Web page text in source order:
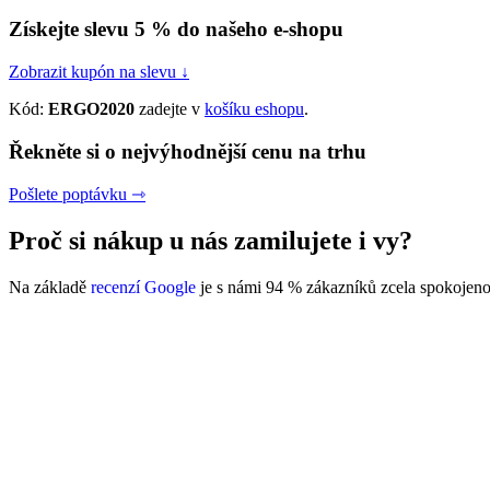
Získejte slevu 5 % do našeho e-shopu
Zobrazit kupón na slevu ↓
Kód: ERGO2020 zadejte v košíku eshopu.
Řekněte si o nejvýhodnější cenu na trhu
Pošlete poptávku ⇾
Proč si nákup u nás zamilujete i vy?
Na základě recenzí Google je s námi 94 % zákazníků zcela